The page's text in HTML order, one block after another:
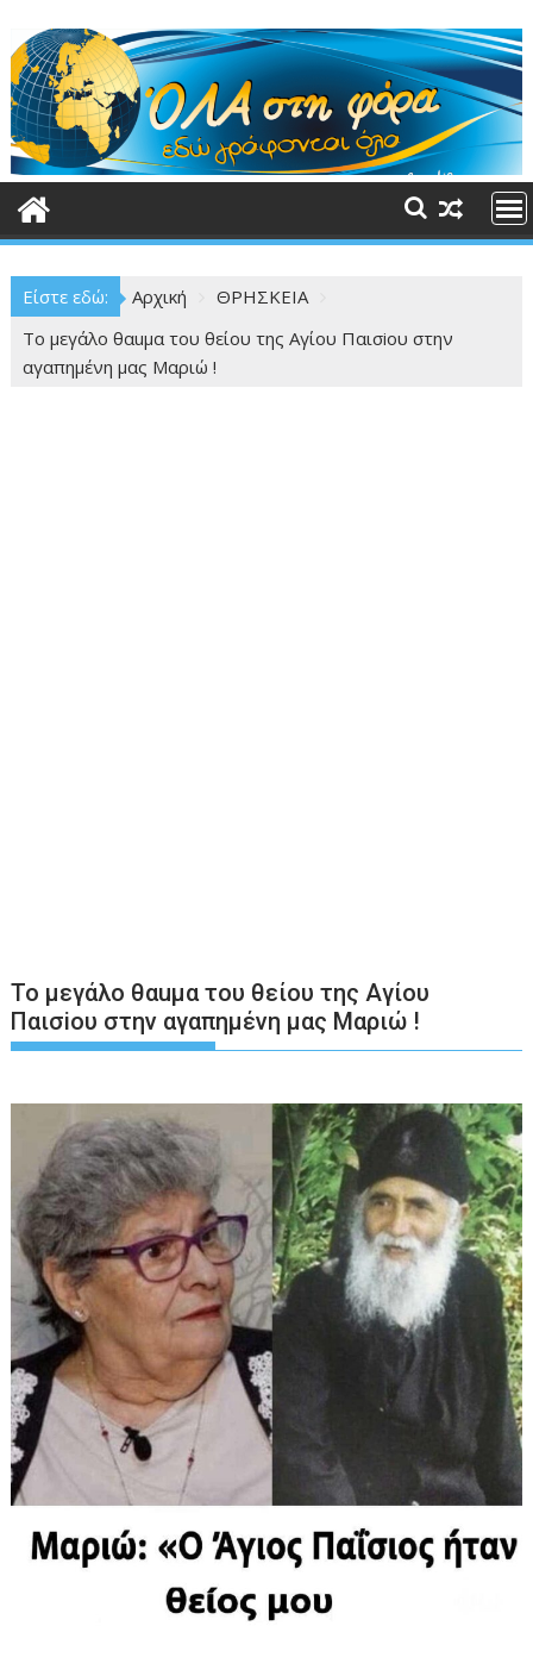
στο
περιεχόμενο
Είστε εδώ: Αρχική
ΘΡΗΣΚΕΙΑ
Το μεγάλο θαuμα του θείου της Αγίου Παισiου στην
αγαπημένη μας Μαριώ !
Το μεγάλο θαuμα του θείου της Αγίου
Παισiου στην αγαπημένη μας Μαριώ !